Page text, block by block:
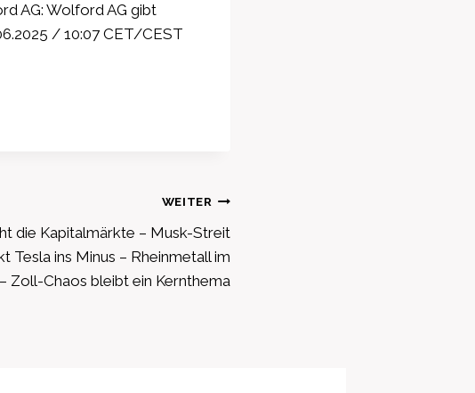
AG: Wolford AG gibt
/ 10:07 CET/CEST
WEITER
die Kapitalmärkte – Musk-Streit
Tesla ins Minus – Rheinmetall im
Zoll-Chaos bleibt ein Kernthema